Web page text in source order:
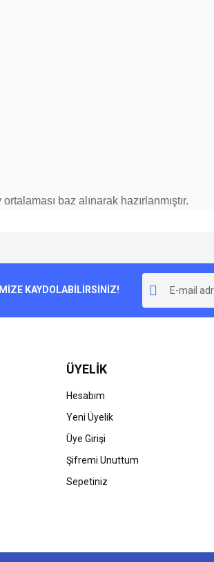
baz alınarak hazırlanmıştır.
Gönder
KAYDOLABİLİRSİNİZ!
ÜYELİK
Hesabım
Yeni Üyelik
Üye Girişi
Şifremi Unuttum
Sepetiniz